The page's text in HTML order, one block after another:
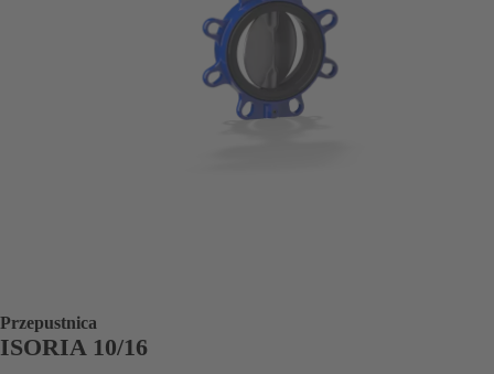
Przepustnica
ISORIA 10/16